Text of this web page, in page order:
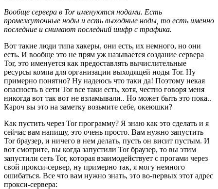
Вообще сервера в Tor именуются нодами. Есть
промежуточные ноды и есть выходные ноды, то есть именно
последние и снимают последний шифр с трафика.
Вот такие люди типа хакеры, они есть, их немного, но они
есть. И вообще это не прям уж называется создание сервера
Tor, это именуется как предоставлять вычислительные
ресурсы компа для организации выходящей ноды Tor. Ну
примерно понятно? Ну надеюсь что таки да! Поэтому некая
опасность в сети Tor все таки есть, хотя, честно говоря меня
никогда вот так вот не взламывали.. Но может быть это пока..
Кароч вы это на заметку возьмите себе, океюшки?
Как пустить через Tor программу? Я знаю как это сделать и я
сейчас вам напишу, это очень просто. Вам нужно запустить
Tor браузер, и ничего в нем делать, пусть он висит пустым. И
вот смотрите, вы когда запустили Tor браузер, то вы этим
запустили сеть Tor, которая взаимодействует с прогами через
свой прокси-сервер, ну примерно так, я могу немного
ошибаться. Все что вам нужно знать, это во-первых этот адрес
прокси-сервера: